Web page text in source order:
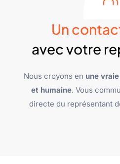
Un
avec votre
Nous croyons en une
et humaine. Vous
directe du représentant